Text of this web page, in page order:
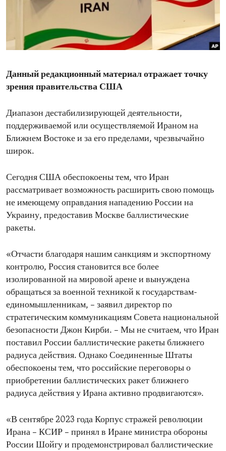
ENVIRONMENT AND HEALTH
IDEALS AND INSTITUTIONS
Данный редакционный материал отражает точку
зрения правительства США
Диапазон дестабилизирующей деятельности,
поддерживаемой или осуществляемой Ираном на
Ближнем Востоке и за его пределами, чрезвычайно
широк.
Сегодня США обеспокоены тем, что Иран
рассматривает возможность расширить свою помощь
не имеющему оправдания нападению России на
Украину, предоставив Москве баллистические
ракеты.
«Отчасти благодаря нашим санкциям и экспортному
контролю, Россия становится все более
изолированной на мировой арене и вынуждена
обращаться за военной техникой к государствам-
единомышленникам, – заявил директор по
стратегическим коммуникациям Совета национальной
безопасности Джон Кирби. – Мы не считаем, что Иран
поставил России баллистические ракеты ближнего
радиуса действия. Однако Соединенные Штаты
обеспокоены тем, что российские переговоры о
приобретении баллистических ракет ближнего
радиуса действия у Ирана активно продвигаются».
«В сентябре 2023 года Корпус стражей революции
Ирана – КСИР – принял в Иране министра обороны
России Шойгу и продемонстрировал баллистические